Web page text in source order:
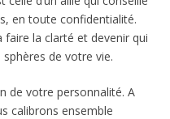
en toute confidentialité.
faire la clarté et devenir qui
de votre vie.
de votre personnalité. A
calibrons ensemble